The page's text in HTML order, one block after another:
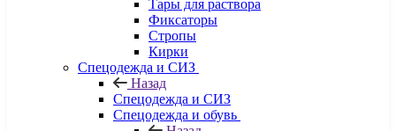
Тары для раствора
Фиксаторы
Стропы
Кирки
Спецодежда и СИЗ
Назад
Спецодежда и СИЗ
Спецодежда и обувь